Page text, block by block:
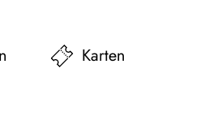
Karten